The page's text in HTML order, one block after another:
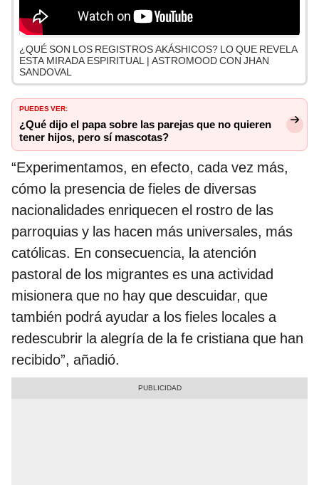
¿QUÉ SON LOS REGISTROS AKÁSHICOS? LO QUE REVELA
ESTA MIRADA ESPIRITUAL | ASTROMOOD CON JHAN
SANDOVAL
PUEDES VER:
¿Qué dijo el papa sobre las parejas que no quieren
tener hijos, pero sí mascotas?
“Experimentamos, en efecto, cada vez más,
cómo la presencia de fieles de diversas
nacionalidades enriquecen el rostro de las
parroquias y las hacen más universales, más
católicas. En consecuencia, la atención
pastoral de los migrantes es una actividad
misionera que no hay que descuidar, que
también podrá ayudar a los fieles locales a
redescubrir la alegría de la fe cristiana que han
recibido”, añadió.